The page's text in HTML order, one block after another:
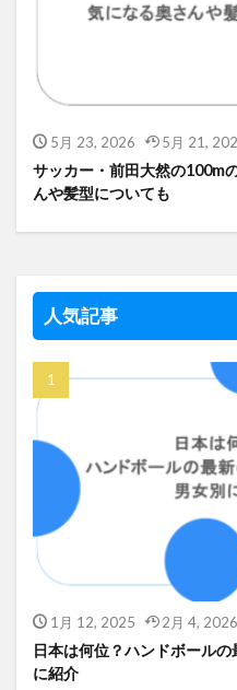
5月 23, 2026 5月 21,
サッカー・前田大然の100m
んや髪型についても
人気記事
1月 12, 2025 2月 4, 2026
日本は何位？ハンドボール
に紹介